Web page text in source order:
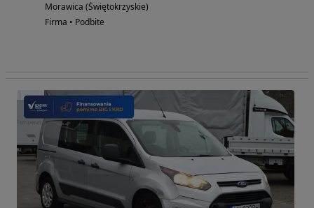
Morawica (Świętokrzyskie)
Firma • Podbite